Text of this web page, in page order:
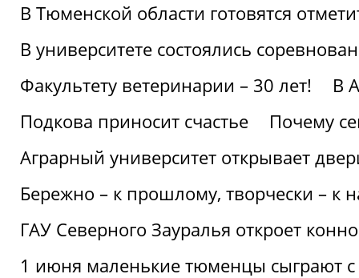
В Тюменской области готовятся
В университете состоялись
Факультету ветеринарии – 30 лет!
В
Подкова приносит счастье
Почему
Аграрный университет открывает
Бережно – к прошлому, творчески – к
ГАУ Северного Зауралья откроет
1 июня маленькие тюменцы сыграют с